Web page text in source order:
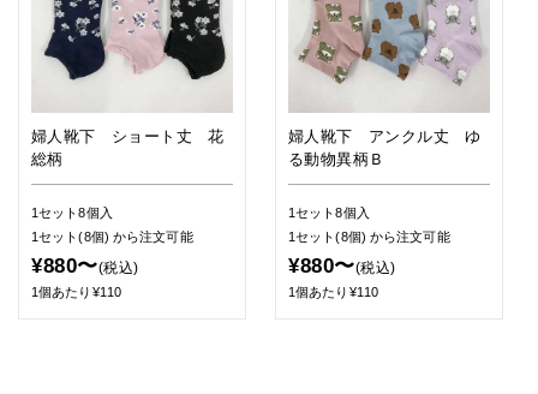
婦人靴下 ショート丈 花
総柄
1セット8個入
1セット(8個) から注文可能
¥880〜(税込)
1個あたり¥110
婦人靴下 アンクル丈 ゆ
る動物異柄Ｂ
1セット8個入
1セット(8個) から注文可能
¥880〜(税込)
1個あたり¥110